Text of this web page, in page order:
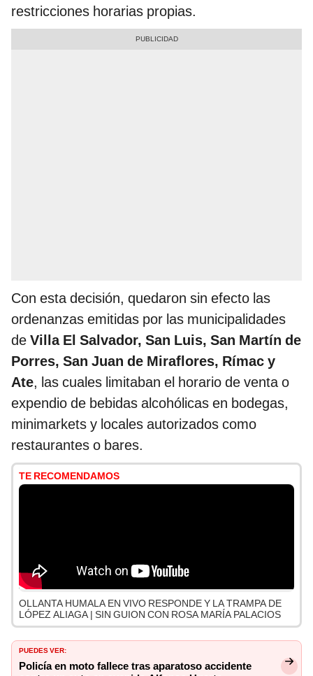
restricciones horarias propias.
Con esta decisión, quedaron sin efecto las
ordenanzas emitidas por las municipalidades
de Villa El Salvador, San Luis, San Martín de
Porres, San Juan de Miraflores, Rímac y
Ate, las cuales limitaban el horario de venta o
expendio de bebidas alcohólicas en bodegas,
minimarkets y locales autorizados como
restaurantes o bares.
TE RECOMENDAMOS
OLLANTA HUMALA EN VIVO RESPONDE Y LA TRAMPA DE
LÓPEZ ALIAGA | SIN GUION CON ROSA MARÍA PALACIOS
PUEDES VER:
Policía en moto fallece tras aparatoso accidente